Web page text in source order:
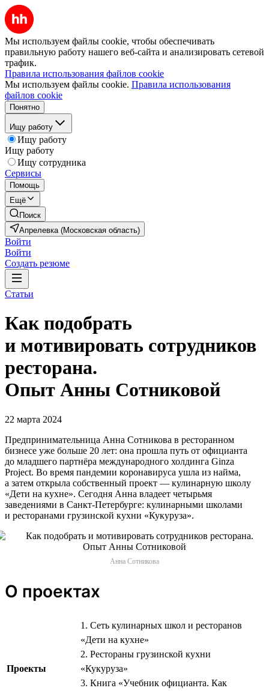
Мы используем файлы cookie, чтобы обеспечивать
правильную работу нашего веб-сайта и анализировать сетевой
трафик.
Правила использования файлов cookie
Мы используем файлы cookie. Правила использования
файлов cookie
Понятно
Ищу работу
Ищу работу
Ищу работу
Ищу сотрудника
Сервисы
Помощь
Ещё
Поиск
Апрелевка (Московская область)
Войти
Войти
Создать резюме
Статьи
Как подобрать
и мотивировать сотрудников
ресторана.
Опыт Анны Сотниковой
22 марта 2024
Предпринимательница Анна Сотникова в ресторанном
бизнесе уже больше 20 лет: она прошла путь от официанта
до младшего партнёра международного холдинга Ginza
Project. Во время пандемии коронавируса ушла из найма,
а затем открыла собственный проект — кулинарную школу
«Дети на кухне». Сегодня Анна владеет четырьмя
заведениями в Санкт-Петербурге: кулинарными школами
и ресторанами грузинской кухни «Кукуруза».
Анна Сотникова
О проектах
Проекты
1. Сеть кулинарных школ и ресторанов
«Дети на кухне»
2. Рестораны грузинской кухни
«Кукуруза»
3. Книга «Учебник официанта. Как